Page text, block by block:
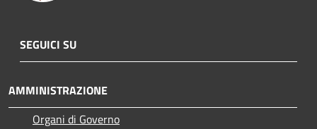
SEGUICI SU
AMMINISTRAZIONE
Organi di Governo